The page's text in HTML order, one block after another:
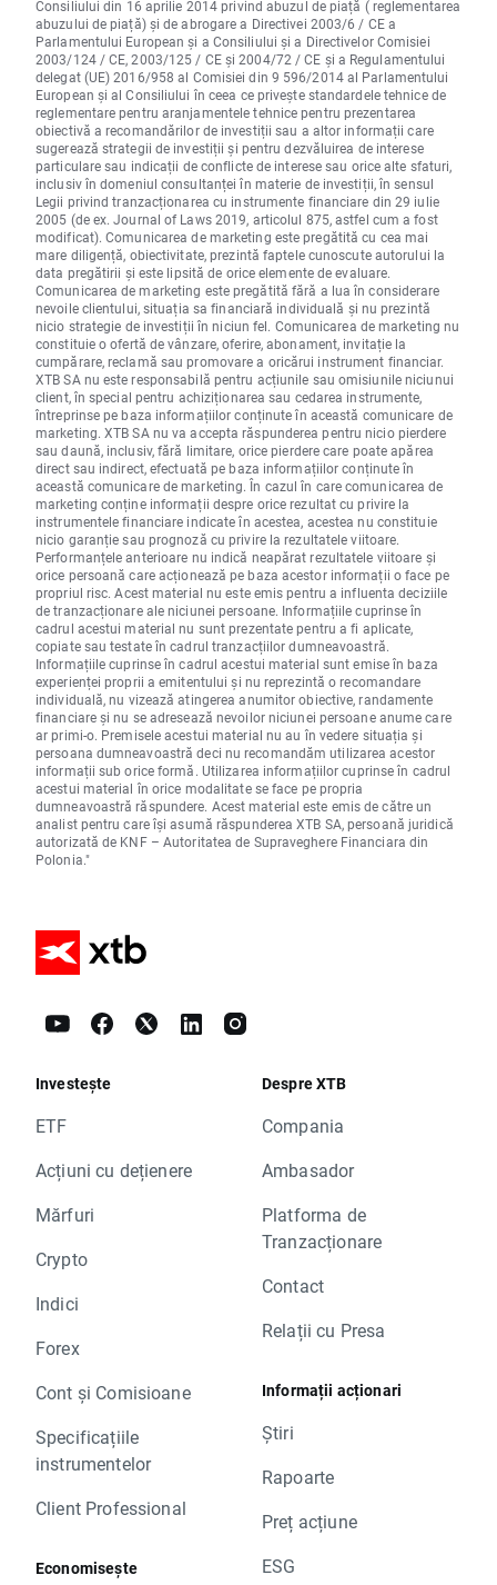
Consiliului din 16 aprilie 2014 privind abuzul de piață ( reglementarea
abuzului de piață) și de abrogare a Directivei 2003/6 / CE a
Parlamentului European și a Consiliului și a Directivelor Comisiei
2003/124 / CE, 2003/125 / CE și 2004/72 / CE și a Regulamentului
delegat (UE) 2016/958 al Comisiei din 9 596/2014 al Parlamentului
European și al Consiliului în ceea ce privește standardele tehnice de
reglementare pentru aranjamentele tehnice pentru prezentarea
obiectivă a recomandărilor de investiții sau a altor informații care
sugerează strategii de investiții și pentru dezvăluirea de interese
particulare sau indicații de conflicte de interese sau orice alte sfaturi,
inclusiv în domeniul consultanței în materie de investiții, în sensul
Legii privind tranzacționarea cu instrumente financiare din 29 iulie
2005 (de ex. Journal of Laws 2019, articolul 875, astfel cum a fost
modificat). Comunicarea de marketing este pregătită cu cea mai
mare diligență, obiectivitate, prezintă faptele cunoscute autorului la
data pregătirii și este lipsită de orice elemente de evaluare.
Comunicarea de marketing este pregătită fără a lua în considerare
nevoile clientului, situația sa financiară individuală și nu prezintă
nicio strategie de investiții în niciun fel. Comunicarea de marketing nu
constituie o ofertă de vânzare, oferire, abonament, invitație la
cumpărare, reclamă sau promovare a oricărui instrument financiar.
XTB SA nu este responsabilă pentru acțiunile sau omisiunile niciunui
client, în special pentru achiziționarea sau cedarea instrumente,
întreprinse pe baza informațiilor conținute în această comunicare de
marketing. XTB SA nu va accepta răspunderea pentru nicio pierdere
sau daună, inclusiv, fără limitare, orice pierdere care poate apărea
direct sau indirect, efectuată pe baza informațiilor conținute în
această comunicare de marketing. În cazul în care comunicarea de
marketing conține informații despre orice rezultat cu privire la
instrumentele financiare indicate în acestea, acestea nu constituie
nicio garanție sau prognoză cu privire la rezultatele viitoare.
Performanțele anterioare nu indică neapărat rezultatele viitoare și
orice persoană care acționează pe baza acestor informații o face pe
propriul risc. Acest material nu este emis pentru a influenta deciziile
de tranzacționare ale niciunei persoane. Informațiile cuprinse în
cadrul acestui material nu sunt prezentate pentru a fi aplicate,
copiate sau testate în cadrul tranzacțiilor dumneavoastră.
Informațiile cuprinse în cadrul acestui material sunt emise în baza
experienței proprii a emitentului și nu reprezintă o recomandare
individuală, nu vizează atingerea anumitor obiective, randamente
financiare și nu se adresează nevoilor niciunei persoane anume care
ar primi-o. Premisele acestui material nu au în vedere situația și
persoana dumneavoastră deci nu recomandăm utilizarea acestor
informații sub orice formă. Utilizarea informațiilor cuprinse în cadrul
acestui material în orice modalitate se face pe propria
dumneavoastră răspundere. Acest material este emis de către un
analist pentru care își asumă răspunderea XTB SA, persoană juridică
autorizată de KNF – Autoritatea de Supraveghere Financiara din
Polonia."
Investește
ETF
Acțiuni cu dețienere
Mărfuri
Crypto
Indici
Forex
Cont și Comisioane
Specificațiile
instrumentelor
Client Professional
Economisește
Despre XTB
Compania
Ambasador
Platforma de
Tranzacționare
Contact
Relații cu Presa
Informații acționari
Știri
Rapoarte
Preț acțiune
ESG